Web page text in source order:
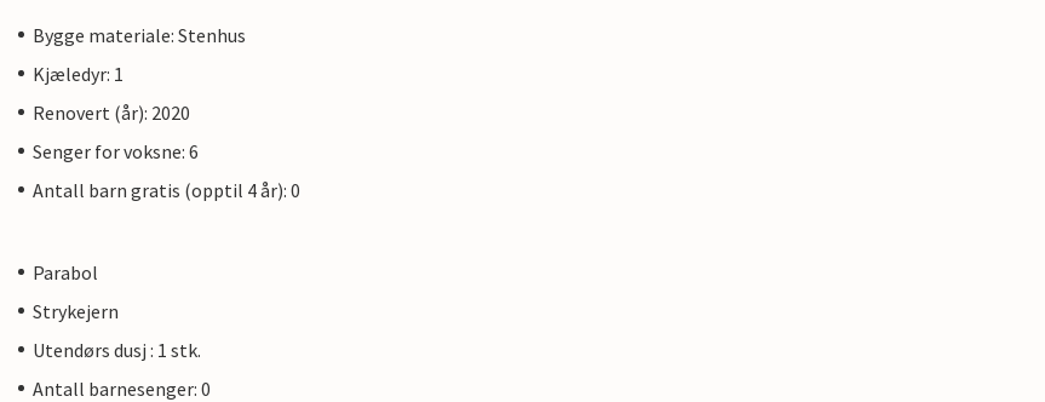
Bygge materiale: Stenhus
Kjæledyr: 1
Renovert (år): 2020
Senger for voksne: 6
Antall barn gratis (opptil 4 år): 0
Parabol
Strykejern
Utendørs dusj : 1 stk.
Antall barnesenger: 0